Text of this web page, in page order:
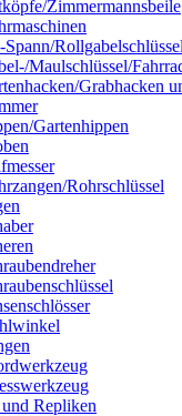
Zimmermannsbeile
Rollgabelschlüssel
Maulschlüssel/
Grabhacken
Gartenhippen
Rohrschlüssel
Repliken